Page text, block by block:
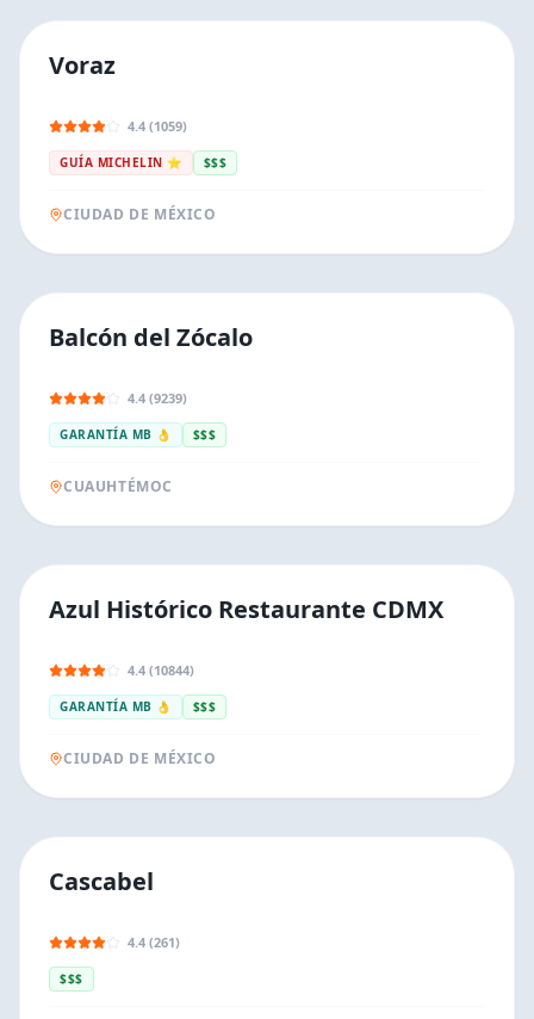
Voraz
4.4 (1059)
GUÍA MICHELIN ⭐ $$$
CIUDAD DE MÉXICO
Balcón del Zócalo
4.4 (9239)
GARANTÍA MB 👌 $$$
CUAUHTÉMOC
Azul Histórico Restaurante CDMX
4.4 (10844)
GARANTÍA MB 👌 $$$
CIUDAD DE MÉXICO
Cascabel
4.4 (261)
$$$